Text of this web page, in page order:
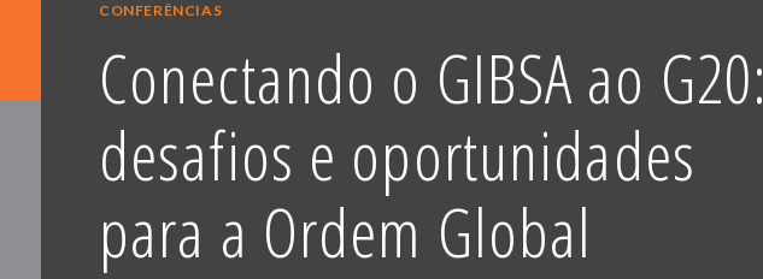
CONFERÊNCIAS
Conectando o GIBSA ao G20:
desafios e oportunidades
para a Ordem Global